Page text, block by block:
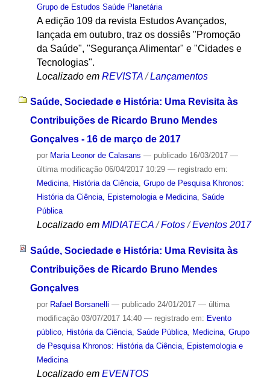
Grupo de Estudos Saúde Planetária
A edição 109 da revista Estudos Avançados,
lançada em outubro, traz os dossiês "Promoção
da Saúde", "Segurança Alimentar" e "Cidades e
Tecnologias".
Localizado em REVISTA /Lançamentos
Saúde, Sociedade e História: Uma Revisita às
Contribuições de Ricardo Bruno Mendes
Gonçalves - 16 de março de 2017
por Maria Leonor de Calasans — publicado16/03/2017 —
última modificação06/04/2017 10:29 — registrado em:
Medicina, História da Ciência, Grupo de Pesquisa Khronos:
História da Ciência, Epistemologia e Medicina, Saúde
Pública
Localizado em MIDIATECA /Fotos /Eventos 2017
Saúde, Sociedade e História: Uma Revisita às
Contribuições de Ricardo Bruno Mendes
Gonçalves
por Rafael Borsanelli — publicado24/01/2017 — última
modificação03/07/2017 14:40 — registrado em: Evento
público, História da Ciência, Saúde Pública, Medicina, Grupo
de Pesquisa Khronos: História da Ciência, Epistemologia e
Medicina
Localizado em EVENTOS